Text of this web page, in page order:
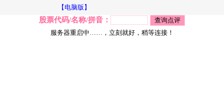
【电脑版】
股票代码/名称/拼音：
服务器重启中……，立刻就好，稍等连接！